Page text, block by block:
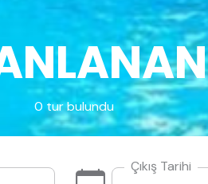
0 tur bulundu
Çıkış Tarihi